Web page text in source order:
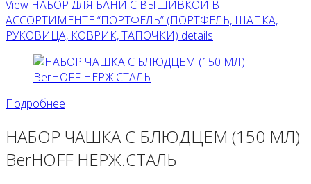
View НАБОР ДЛЯ БАНИ С ВЫШИВКОЙ В
АССОРТИМЕНТЕ “ПОРТФЕЛЬ” (ПОРТФЕЛЬ, ШАПКА,
РУКОВИЦА, КОВРИК, ТАПОЧКИ) details
Подробнее
НАБОР ЧАШКА С БЛЮДЦЕМ (150 МЛ)
BerHOFF НЕРЖ.СТАЛЬ